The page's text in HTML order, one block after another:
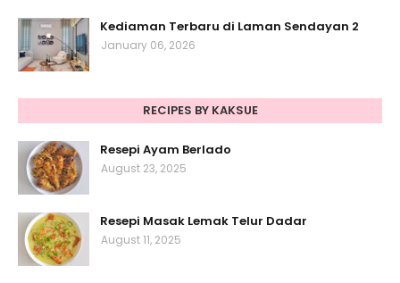
Kediaman Terbaru di Laman Sendayan 2
January 06, 2026
RECIPES BY KAKSUE
Resepi Ayam Berlado
August 23, 2025
Resepi Masak Lemak Telur Dadar
August 11, 2025